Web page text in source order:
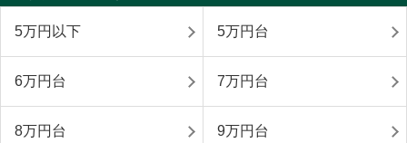
5万円以下 5万円台
6万円台 7万円台
8万円台 9万円台